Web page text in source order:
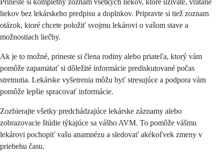
Prineste si kompletný zoznam všetkých liekov, ktoré užívate, vrátane
liekov bez lekárskeho predpisu a doplnkov. Pripravte si tiež zoznam
otázok, ktoré chcete položiť svojmu lekárovi o vašom stave a
možnostiach liečby.
Ak je to možné, prineste si člena rodiny alebo priateľa, ktorý vám
pomôže zapamätať si dôležité informácie prediskutované počas
stretnutia. Lekárske vyšetrenia môžu byť stresujúce a podpora vám
pomôže lepšie spracovať informácie.
Zozbierajte všetky predchádzajúce lekárske záznamy alebo
zobrazovacie štúdie týkajúce sa vášho AVM. To pomôže vášmu
lekárovi pochopiť vašu anamnézu a sledovať akékoľvek zmeny v
priebehu času.